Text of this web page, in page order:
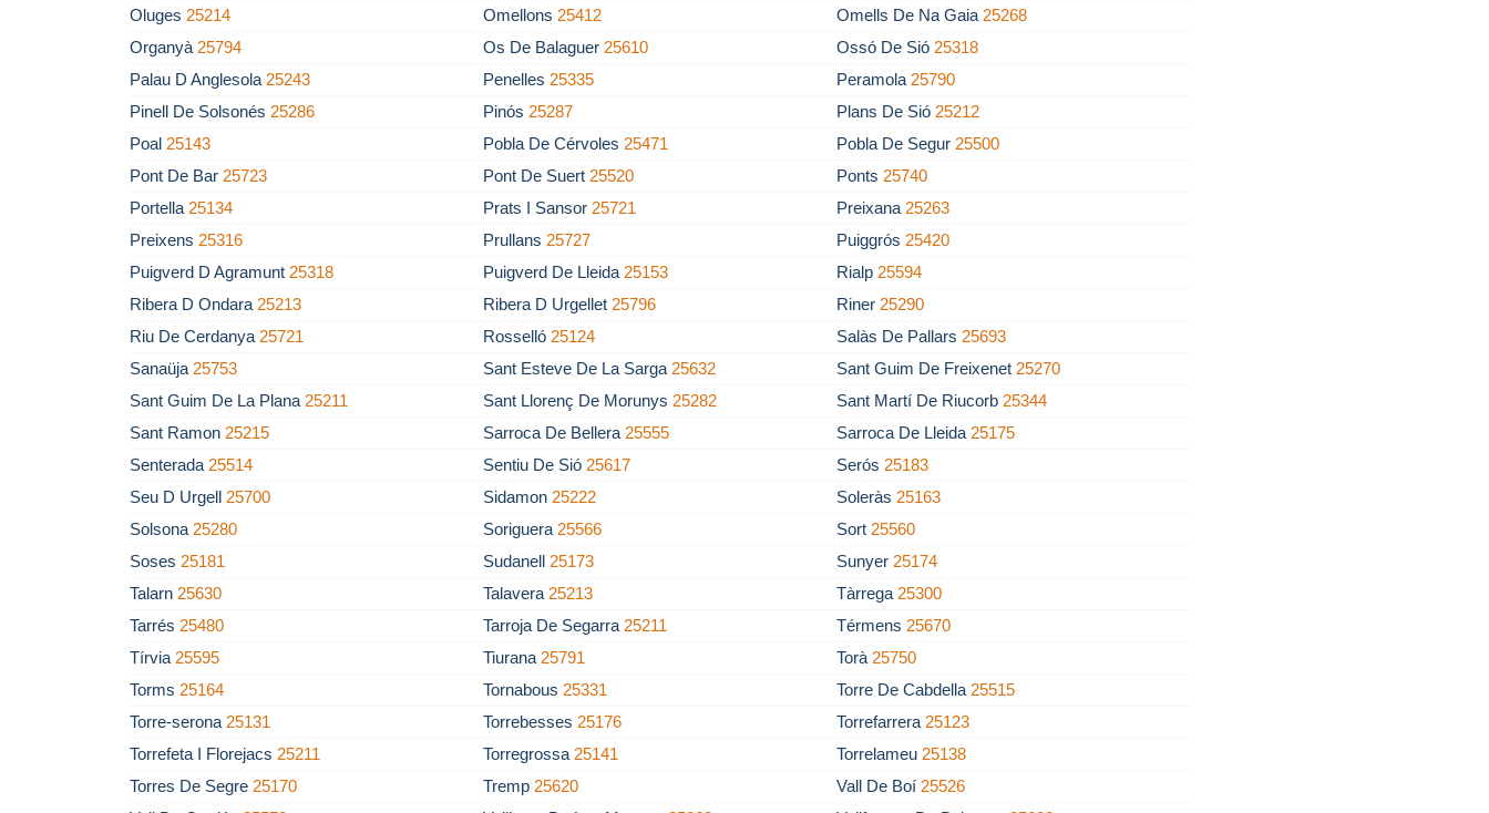
Oluges 25214 Omellons 25412 Omells De Na Gaia 25268
Organyà 25794 Os De Balaguer 25610 Ossó De Sió 25318
Palau D Anglesola 25243 Penelles 25335 Peramola 25790
Pinell De Solsonés 25286 Pinós 25287 Plans De Sió 25212
Poal 25143 Pobla De Cérvoles 25471 Pobla De Segur 25500
Pont De Bar 25723 Pont De Suert 25520 Ponts 25740
Portella 25134 Prats I Sansor 25721 Preixana 25263
Preixens 25316 Prullans 25727 Puiggrós 25420
Puigverd D Agramunt 25318 Puigverd De Lleida 25153 Rialp 25594
Ribera D Ondara 25213 Ribera D Urgellet 25796 Riner 25290
Riu De Cerdanya 25721 Rosselló 25124 Salàs De Pallars 25693
Sanaüja 25753 Sant Esteve De La Sarga 25632 Sant Guim De Freixenet 25270
Sant Guim De La Plana 25211 Sant Llorenç De Morunys 25282 Sant Martí De Riucorb 25344
Sant Ramon 25215 Sarroca De Bellera 25555 Sarroca De Lleida 25175
Senterada 25514 Sentiu De Sió 25617 Serós 25183
Seu D Urgell 25700 Sidamon 25222 Soleràs 25163
Solsona 25280 Soriguera 25566 Sort 25560
Soses 25181 Sudanell 25173 Sunyer 25174
Talarn 25630 Talavera 25213 Tàrrega 25300
Tarrés 25480 Tarroja De Segarra 25211 Térmens 25670
Tírvia 25595 Tiurana 25791 Torà 25750
Torms 25164 Tornabous 25331 Torre De Cabdella 25515
Torre-serona 25131 Torrebesses 25176 Torrefarrera 25123
Torrefeta I Florejacs 25211 Torregrossa 25141 Torrelameu 25138
Torres De Segre 25170 Tremp 25620 Vall De Boí 25526